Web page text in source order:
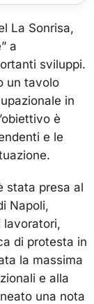
La Sonrisa,
a
sviluppi.
un tavolo
in
è
e le
stata presa al
Napoli,
lavoratori,
di protesta in
la massima
e alla
una nota